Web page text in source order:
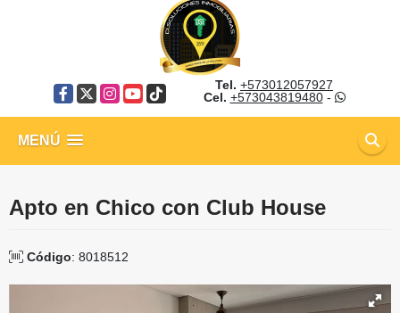
Facebook
X Instagram
YouTube
TikTok
Tel. +573012057927
Cel. +573043819480-
MENÚ
Apto en Chico con Club House
Código: 8018512